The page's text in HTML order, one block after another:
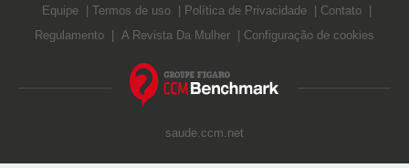
Equipe Termos de uso Política de Privacidade
Contato
Regulamento
A Revista Da Mulher Configuração de cookies
saude.ccm.net